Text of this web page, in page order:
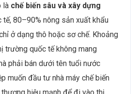
là chế biến sâu và xây dựng
tế, 80–90% nông sản xuất khẩu
ở dạng thô hoặc sơ chế. Khoảng
trường quốc tế không mang
phải bán dưới tên tuổi nước
muốn đầu tư nhà máy chế biến
hiệu mạnh để đi vào thị